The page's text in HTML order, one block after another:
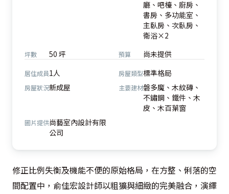
廳、吧檯、廚房、
書房、多功能室、
主臥房、次臥房、
衛浴×2
坪數 50 坪 預算 尚未提供
居住成員1人 房屋類型標準格局
房屋狀況新成屋 主要建材磐多魔、木紋磚、
不鏽鋼、鐵件、木
皮、木百葉窗
圖片提供尚藝室內設計有限
公司
修正比例失衡及機能不便的原始格局，在方整、俐落的空
間配置中，俞佳宏設計師以粗獷與細緻的完美融合，演繹